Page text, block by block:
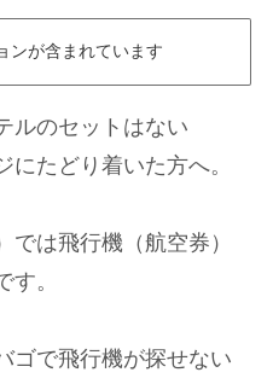
ンが含まれています
ルのセットはない
たどり着いた方へ。
では飛行機（航空券）
。
ゴで飛行機が探せない